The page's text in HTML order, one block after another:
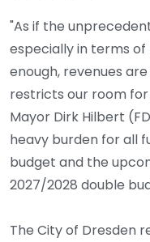
"As if the
especially in terms
enough, revenues
restricts our room for
Mayor Dirk Hilbert
heavy burden for all
budget and the
2027/2028 double
The City of Dresden